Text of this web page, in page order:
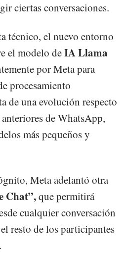
ciertas conversaciones.
técnico, el nuevo entorno
el modelo deIA Llama
por Meta para
procesamiento
de una evolución respecto
de WhatsApp,
más pequeños y
Meta adelantó otra
Chat”,que permitirá
cualquier conversación
resto de los participantes